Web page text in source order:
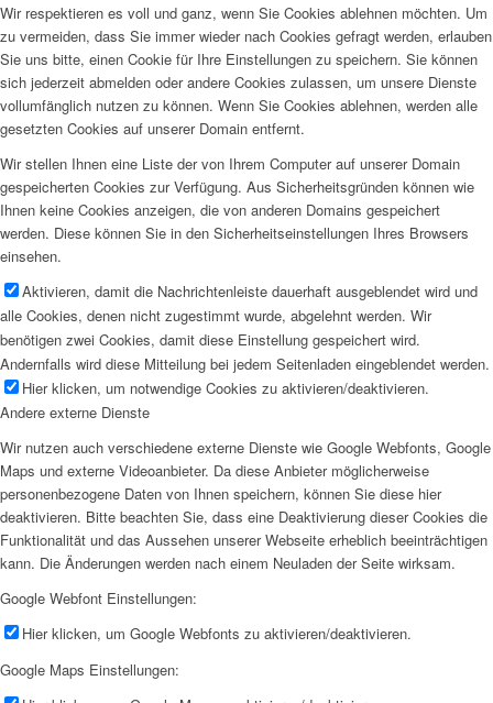
Wir respektieren es voll und ganz, wenn Sie Cookies ablehnen möchten. Um
zu vermeiden, dass Sie immer wieder nach Cookies gefragt werden, erlauben
Sie uns bitte, einen Cookie für Ihre Einstellungen zu speichern. Sie können
sich jederzeit abmelden oder andere Cookies zulassen, um unsere Dienste
vollumfänglich nutzen zu können. Wenn Sie Cookies ablehnen, werden alle
gesetzten Cookies auf unserer Domain entfernt.
Wir stellen Ihnen eine Liste der von Ihrem Computer auf unserer Domain
gespeicherten Cookies zur Verfügung. Aus Sicherheitsgründen können wie
Ihnen keine Cookies anzeigen, die von anderen Domains gespeichert
werden. Diese können Sie in den Sicherheitseinstellungen Ihres Browsers
einsehen.
Aktivieren, damit die Nachrichtenleiste dauerhaft ausgeblendet wird und
alle Cookies, denen nicht zugestimmt wurde, abgelehnt werden. Wir
benötigen zwei Cookies, damit diese Einstellung gespeichert wird.
Andernfalls wird diese Mitteilung bei jedem Seitenladen eingeblendet werden.
Hier klicken, um notwendige Cookies zu aktivieren/deaktivieren.
Andere externe Dienste
Wir nutzen auch verschiedene externe Dienste wie Google Webfonts, Google
Maps und externe Videoanbieter. Da diese Anbieter möglicherweise
personenbezogene Daten von Ihnen speichern, können Sie diese hier
deaktivieren. Bitte beachten Sie, dass eine Deaktivierung dieser Cookies die
Funktionalität und das Aussehen unserer Webseite erheblich beeinträchtigen
kann. Die Änderungen werden nach einem Neuladen der Seite wirksam.
Google Webfont Einstellungen:
Hier klicken, um Google Webfonts zu aktivieren/deaktivieren.
Google Maps Einstellungen: